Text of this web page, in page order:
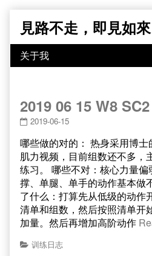
content
見路不走，即見如
2019 06 15 W8 SC2
2019-06-15
哪些做的对的： 热身采用博
肌力视频，目前组数还不多，
练习。 哪些不对：核心力量
撑、单腿、单手的动作基本做
了什么：打算先从低级的动作
清单和组数，然后按照清单开
加量。然后再增加高阶动作
训练日志